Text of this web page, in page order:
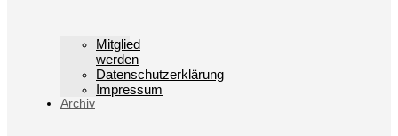
Mitglied
werden
Datenschutzerklärung
Impressum
Archiv